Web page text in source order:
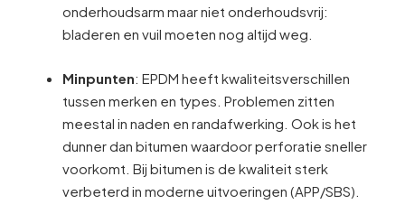
onderhoudsarm maar niet onderhoudsvrij:
bladeren en vuil moeten nog altijd weg.
Minpunten: EPDM heeft kwaliteitsverschillen
tussen merken en types. Problemen zitten
meestal in naden en randafwerking. Ook is het
dunner dan bitumen waardoor perforatie sneller
voorkomt. Bij bitumen is de kwaliteit sterk
verbeterd in moderne uitvoeringen (APP/SBS).